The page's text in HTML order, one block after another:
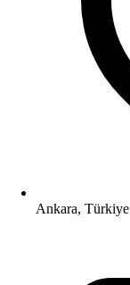
Ankara, Türkiye